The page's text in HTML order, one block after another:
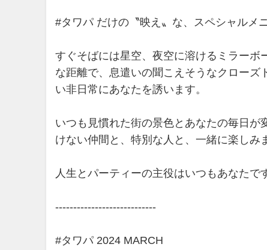
#タワパ だけの〝映え〟な、スペシャルメ
すぐそばには星空、夜空に溶けるミラーボ
な距離で、息遣いの聞こえそうなクロー
い非日常にあなたを誘います。
いつも見慣れた街の景色とあなたの毎日
けない仲間と、特別な人と、一緒に楽しみ
人生とパーティーの主役はいつもあなたで
----------------------------
#タワパ 2024 MARCH